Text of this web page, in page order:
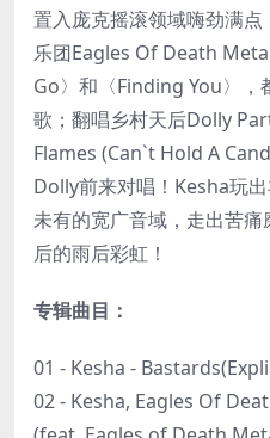
置入庞克摇滚领域嗨劲满
乐团Eagles Of Death
Go〉和〈Finding You〉，
歌；翻唱乡村天后Dolly
Flames (Can`t Hold A
Dolly前来对唱！Kesha玩
未有的宽广音域，走出苦
后的雨后彩虹！
专辑曲目：
01 - Kesha -
02 - Kesha, Eagles Of